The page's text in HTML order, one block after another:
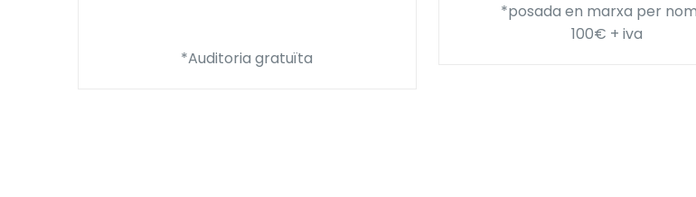
*Auditoria gratuïta
*posada en marxa per
100€ + iva